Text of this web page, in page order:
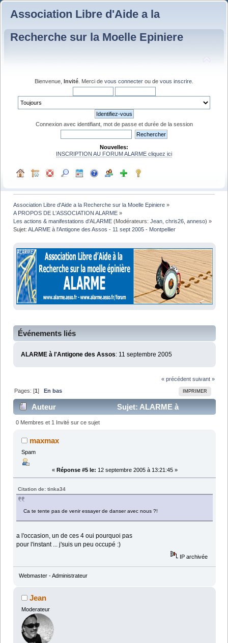
Association Libre d'Aide a la
Recherche sur la Moelle Epiniere
Bienvenue, Invité . Merci de vous connecter ou de vous inscrire
Connexion avec identifiant, mot de passe et durée de la session
Nouvelles:
INSCRIPTION AU FORUM ALARME cliquez ici
Association Libre d'Aide a la Recherche sur la Moelle Epiniere »
A PROPOS DE L'ASSOCIATION ALARME »
Les actions & manifestations d'ALARME (Modérateurs:Jean ,chris26 ,anneso) »
Sujet:ALARME à l'Antigone des Assos - 11 sept 2005 - Montpellier
Événements liés
ALARME à l'Antigone des Assos: 11 septembre 2005
« précédent suivant »
IMPRIMER
Pages: [1]En bas
Auteur
Sujet: ALARME à
l'Antigone des Assos - 11 sept 2005 - Montpellier (Lu
13059 fois)
0 Membres et 1 Invité sur ce sujet
maxmax
Spam
« Réponse #5 le: 12 septembre 2005 à 13:21:45 »
Citation de: tinka34
Ca te tente pas de venir essayer de danser avec nous ?!
a l'occasion, un de ces 4 oui pourquoi pas
pour l'instant ... j'suis un peu occupé :)
IP archivée
Webmaster - Administrateur
Jean
Moderateur